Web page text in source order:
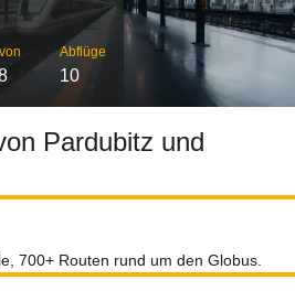
Abflüge
10
Pardubitz und
700+ Routen rund um den Globus.